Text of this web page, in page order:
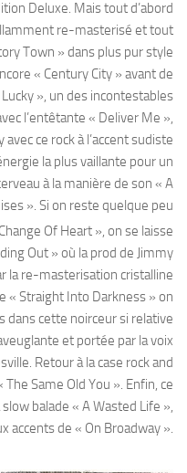
Deluxe. Mais tout d’abord
re-masterisé et tout
Town » dans plus pur style
« Century City » avant de
», un des incontestables
l’entêtante « Deliver Me »,
ce rock à l’accent sudiste
la plus vaillante pour un
à la manière de son « A
». Si on reste quelque peu
Of Heart », on se laisse
Out » où la prod de Jimmy
la re-masterisation cristalline
« Straight Into Darkness » on
dans cette noirceur si relative
et portée par la voix
Retour à la case rock and
Same Old You ». Enfin, ce
balade « A Wasted Life »,
accents de « On Broadway ».